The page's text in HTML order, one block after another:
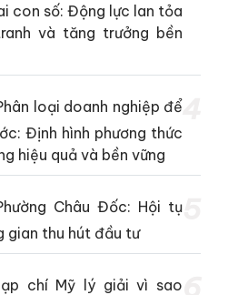
con số: Động lực lan tỏa
và tăng trưởng bền
loại doanh nghiệp để
Định hình phương thức
hiệu quả và bền vững
4
Châu Đốc: Hội tụ
gian thu hút đầu tư
chí Mỹ lý giải vì sao